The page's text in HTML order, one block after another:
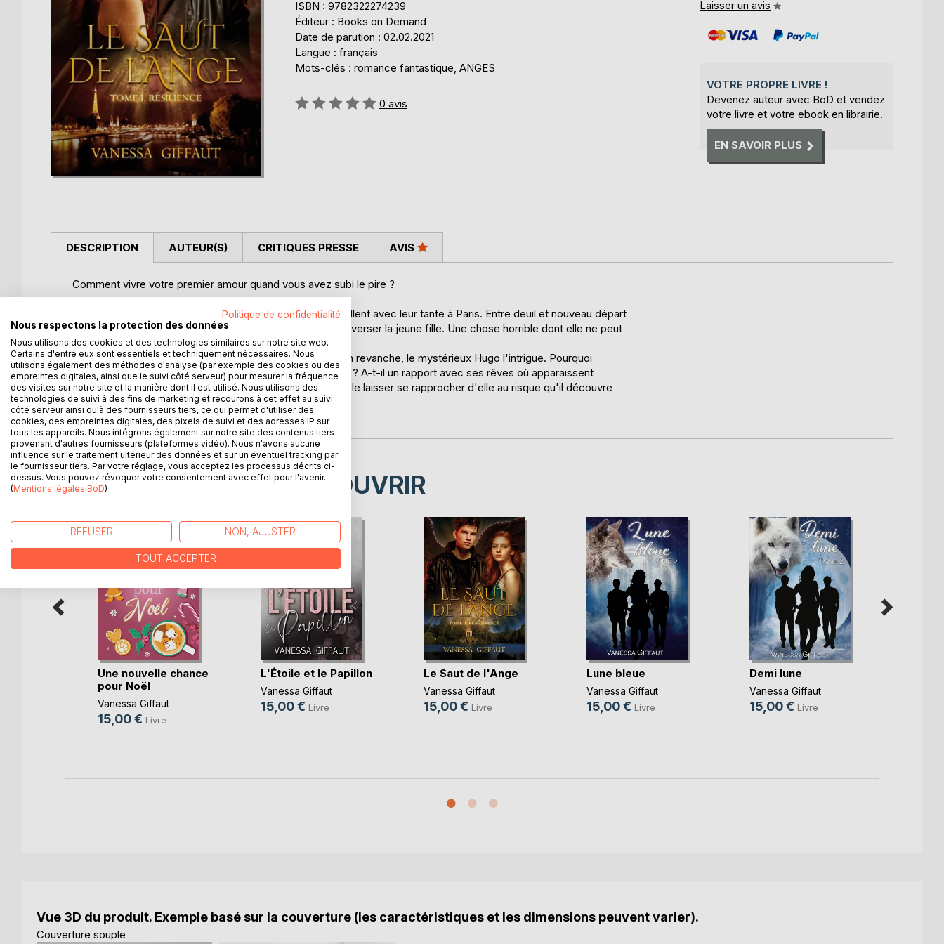
ISBN : 9782322274239
Éditeur : Books on Demand
Date de parution : 02.02.2021
Langue : français
Mots-clés : romance fantastique, ANGES
Évaluation:
0 avis
Laisser un avis
VOTRE PROPRE LIVRE !
Devenez auteur avec BoD et vendez
votre livre et votre ebook en librairie.
EN SAVOIR PLUS
DESCRIPTION
Comment vivre votre premier amour quand vous avez subi le pire ?
Suite à un accident tragique, Charlotte et son frère s'installent avec leur tante à Paris. Entre deuil et nouveau départ
rien n'est facile. D'autant qu'un autre drame viendra bouleverser la jeune fille. Une chose horrible dont elle ne peut
parler.
Par chance, ses nouveaux amis sont là pour la distraire. En revanche, le mystérieux Hugo l'intrigue. Pourquoi
s'intéresse-t-il à elle, pour ensuite brusquement la rejeter ? A-t-il un rapport avec ses rêves où apparaissent
d'étranges créatures ? Qu'importe, Charlotte ne peut pas le laisser se rapprocher d'elle au risque qu'il découvre
son secret.
Et s'il était le seul à pouvoir l'aider ? Celui qui la sauvera ?
AUTEUR(S) CRITIQUES PRESSE AVIS
D’AUTRES TITRES À DÉCOUVRIR
Une nouvelle chance
pour Noël
Vanessa Giffaut
15,00 € Livre
L'Étoile et le Papillon
Vanessa Giffaut
15,00 € Livre
Le Saut de l'Ange
Vanessa Giffaut
15,00 € Livre
Lune bleue
Vanessa Giffaut
15,00 € Livre
Demi lune
Vanessa Giffaut
15,00 € Livre
Vue 3D du produit. Exemple basé sur la couverture (les caractéristiques et les dimensions peuvent varier).
Couverture souple
Politique de confidentialité
Nous respectons la protection des données
Nous utilisons des cookies et des technologies similaires sur notre site web.
Certains d'entre eux sont essentiels et techniquement nécessaires. Nous
utilisons également des méthodes d'analyse (par exemple des cookies ou des
empreintes digitales, ainsi que le suivi côté serveur) pour mesurer la fréquence
des visites sur notre site et la manière dont il est utilisé. Nous utilisons des
technologies de suivi à des fins de marketing et recourons à cet effet au suivi
côté serveur ainsi qu'à des fournisseurs tiers, ce qui permet d'utiliser des
cookies, des empreintes digitales, des pixels de suivi et des adresses IP sur
tous les appareils. Nous intégrons également sur notre site des contenus tiers
provenant d'autres fournisseurs (plateformes vidéo). Nous n'avons aucune
influence sur le traitement ultérieur des données et sur un éventuel tracking par
le fournisseur tiers. Par votre réglage, vous acceptez les processus décrits ci-
dessus. Vous pouvez révoquer votre consentement avec effet pour l'avenir.
(Mentions légales BoD)
REFUSER NON, AJUSTER
TOUT ACCEPTER